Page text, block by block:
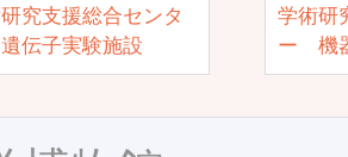
究支援総合センタ
伝子実験施設
学術研
ー 機